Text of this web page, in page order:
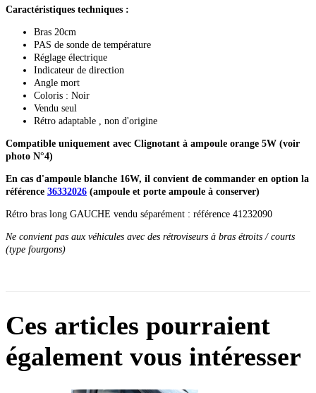
Caractéristiques techniques :
Bras 20cm
PAS de sonde de température
Réglage électrique
Indicateur de direction
Angle mort
Coloris : Noir
Vendu seul
Rétro adaptable , non d'origine
Compatible uniquement avec Clignotant à ampoule orange 5W (voir
photo N°4)
En cas d'ampoule blanche 16W, il convient de commander en option la
référence 36332026 (ampoule et porte ampoule à conserver)
Rétro bras long GAUCHE vendu séparément : référence 41232090
Ne convient pas aux véhicules avec des rétroviseurs à bras étroits / courts
(type fourgons)
Ces articles pourraient
également vous intéresser